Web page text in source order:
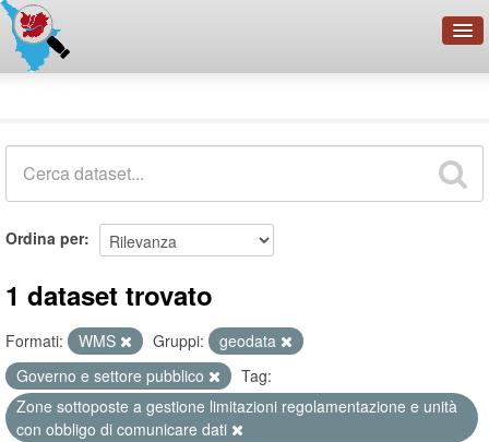
Organizzazioni
Ordina per
1 dataset trovato
Formati: WMS Gruppi:
geodata
Governo e settore pubblico
Tag:
Zone sottoposte a gestione limitazioni regolamentazione e unità
con obbligo di comunicare dati